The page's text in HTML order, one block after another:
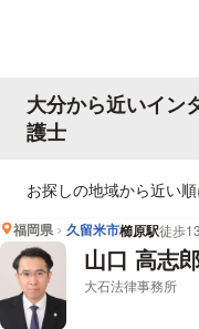
大分から近いイン
護士
お探しの地域から近い順
福岡県 久留米市櫛原駅徒歩
山口 高志
大石法律事務所